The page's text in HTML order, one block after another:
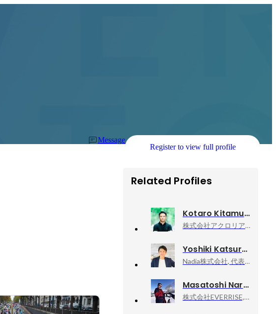
Message
Register to view full profile
Related Profiles
Kotaro Kitamura
株式会社アクロリア, CEO
Yoshiki Katsuragi
Nadia株式会社, 代表取締役社長CEO
Masatoshi Narita
株式会社EVERRISE, 取締役 兼 最高技術責任者